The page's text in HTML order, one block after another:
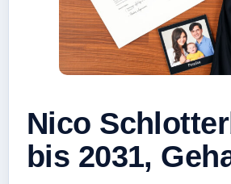
Nico
bis 2031,